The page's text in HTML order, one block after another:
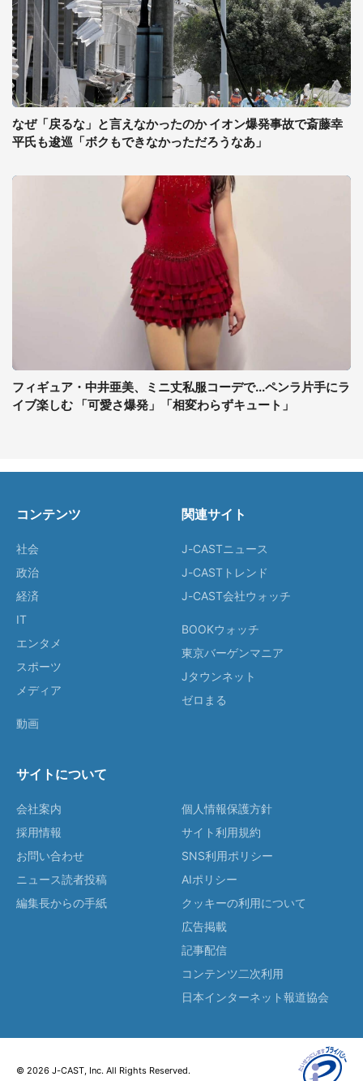
なぜ「戻るな」と言えなかったのか イオン爆発事故で斎藤幸
平氏も逡巡「ボクもできなかっただろうなあ」
フィギュア・中井亜美、ミニ丈私服コーデで...ペンラ片手にラ
イブ楽しむ 「可愛さ爆発」「相変わらずキュート」
コンテンツ
社会
政治
経済
IT
エンタメ
スポーツ
メディア
動画
関連サイト
J-CASTニュース
J-CASTトレンド
J-CAST会社ウォッチ
BOOKウォッチ
東京バーゲンマニア
Jタウンネット
ゼロまる
サイトについて
会社案内
採用情報
お問い合わせ
ニュース読者投稿
編集長からの手紙
個人情報保護方針
サイト利用規約
SNS利用ポリシー
AIポリシー
クッキーの利用について
広告掲載
記事配信
コンテンツ二次利用
日本インターネット報道協会
© 2026 J-CAST, Inc. All Rights Reserved.